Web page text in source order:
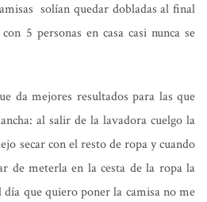
solían quedar dobladas al final
5 personas en casa casi nunca se
da mejores resultados para las que
al salir de la lavadora cuelgo la
secar con el resto de ropa y cuando
de meterla en la cesta de la ropa la
que quiero poner la camisa no me